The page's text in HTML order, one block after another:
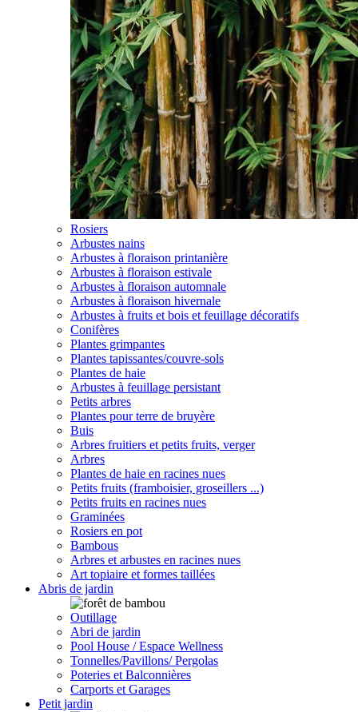
Rosiers
Arbustes nains
Arbustes à floraison printanière
Arbustes à floraison estivale
Arbustes à floraison automnale
Arbustes à floraison hivernale
Arbustes à fruits et bois et feuillage décoratifs
Conifères
Plantes grimpantes
Plantes tapissantes/couvre-sols
Plantes de haie
Arbustes à feuillage persistant
Petits arbres
Plantes pour terre de bruyère
Buis
Arbres fruitiers et petits fruits, verger
Arbres
Plantes de haie en racines nues
Petits fruits (framboisier, groseillers ...)
Petits fruits en racines nues
Graminées
Rosiers en pot
Bambous
Arbres et arbustes en racines nues
Art topiaire et formes taillées
Abris de jardin
Outillage
Abri de jardin
Pool House / Espace Wellness
Tonnelles/Pavillons/ Pergolas
Poteries et Balconnières
Carports et Garages
Petit jardin